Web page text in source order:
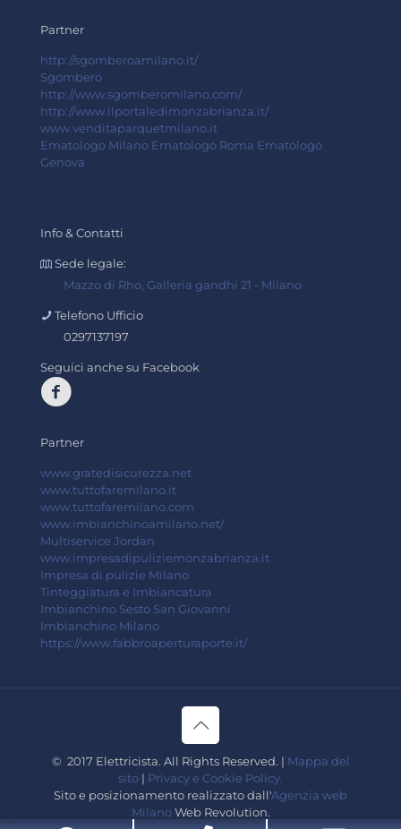
Partner
http://sgomberoamilano.it/
Sgombero
http://www.sgomberomilano.com/
http://www.ilportaledimonzabrianza.it/
www.venditaparquetmilano.it
Ematologo Milano Ematologo Roma Ematologo
Genova
Info & Contatti
Sede legale:
Mazzo di Rho, Galleria gandhi 21 - Milano
Telefono Ufficio
0297137197
Seguici anche su Facebook
Partner
www.gratedisicurezza.net
www.tuttofaremilano.it
www.tuttofaremilano.com
www.imbianchinoamilano.net/
Multiservice Jordan
www.impresadipuliziemonzabrianza.it
Impresa di pulizie Milano
Tinteggiatura e Imbiancatura
Imbianchino Sesto San Giovanni
Imbianchino Milano
https://www.fabbroaperturaporte.it/
© 2017 Elettricista. All Rights Reserved. | Mappa del
sito | Privacy e Cookie Policy.
Sito e posizionamento realizzato dall'Agenzia web
MilanoWeb Revolution.